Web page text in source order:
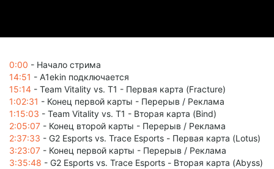
0:00 - Начало стрима
14:51 - A1ekin подключается
15:14 - Team Vitality vs. T1 - Первая карта (Fracture)
1:02:31 - Конец первой карты - Перерыв / Реклама
1:15:03 - Team Vitality vs. T1 - Вторая карта (Bind)
2:05:07 - Конец второй карты - Перерыв / Реклама
2:37:33 - G2 Esports vs. Trace Esports - Первая карта (Lotus)
3:23:07 - Конец первой карты - Перерыв / Реклама
3:35:48 - G2 Esports vs. Trace Esports - Вторая карта (Abyss)